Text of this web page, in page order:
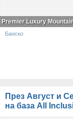
Premier Luxury
Банско
През Август и
на база All